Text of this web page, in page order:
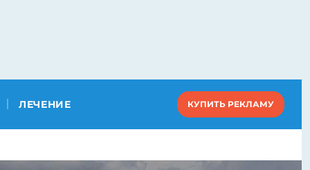
ЛЕЧЕНИЕ КУПИТЬ РЕКЛАМУ